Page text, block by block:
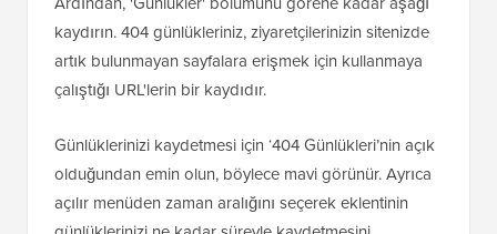
One SEO » Redirects sayfasına geri dönmek ve
'Settings' sekmesine tıklamaktır.
Ardından, 'Günlükler' bölümünü görene kadar aşağı
artık bulunmayan sayfalara erişmek için kullanmaya
çalıştığı URL'lerin bir kaydıdır.